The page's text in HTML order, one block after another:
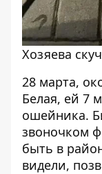
Хозяева
28 марта,
Белая, ей 7
ошейника.
звоночком
быть в
видели,